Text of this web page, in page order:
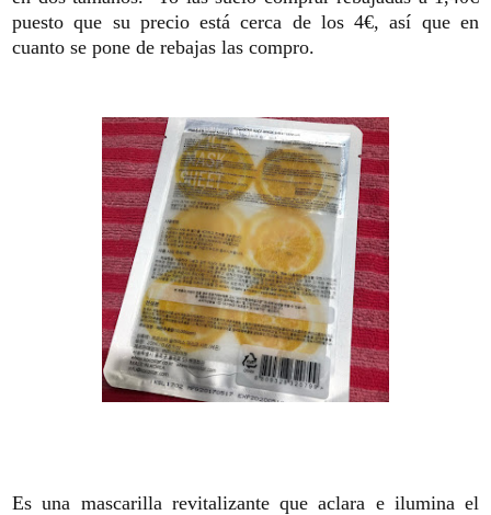
puesto que su precio está cerca de los 4€, así que en
cuanto se pone de rebajas las compro.
Es una mascarilla revitalizante que aclara e ilumina el